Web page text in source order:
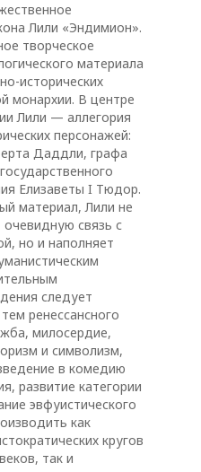
Лили «Эндимион».
творческое
материала
исторических
монархии. В центре
Лили — аллегория
персонажей:
Даддли, графа
Елизаветы I Тюдор.
материал, Лили не
связь с
но и наполняет
следует
ренессансного
милосердие,
и символизм,
в комедию
развитие категории
эвфуистического
как
кругов
так и